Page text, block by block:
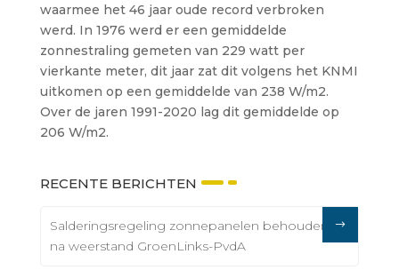
waarmee het 46 jaar oude record verbroken
werd. In 1976 werd er een gemiddelde
zonnestraling gemeten van 229 watt per
vierkante meter, dit jaar zat dit volgens het KNMI
uitkomen op een gemiddelde van 238 W/m2.
Over de jaren 1991-2020 lag dit gemiddelde op
206 W/m2.
RECENTE BERICHTEN
Salderingsregeling zonnepanelen behouden
na weerstand GroenLinks-PvdA